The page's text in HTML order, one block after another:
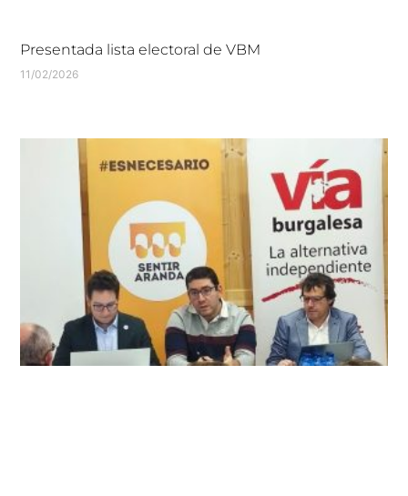
Presentada lista electoral de VBM
11/02/2026